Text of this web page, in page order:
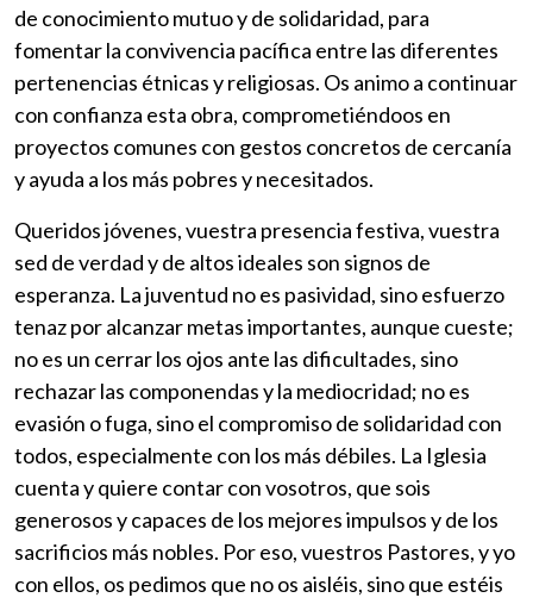
de conocimiento mutuo y de solidaridad, para
fomentar la convivencia pacífica entre las diferentes
pertenencias étnicas y religiosas. Os animo a continuar
con confianza esta obra, comprometiéndoos en
proyectos comunes con gestos concretos de cercanía
y ayuda a los más pobres y necesitados.
Queridos jóvenes, vuestra presencia festiva, vuestra
sed de verdad y de altos ideales son signos de
esperanza. La juventud no es pasividad, sino esfuerzo
tenaz por alcanzar metas importantes, aunque cueste;
no es un cerrar los ojos ante las dificultades, sino
rechazar las componendas y la mediocridad; no es
evasión o fuga, sino el compromiso de solidaridad con
todos, especialmente con los más débiles. La Iglesia
cuenta y quiere contar con vosotros, que sois
generosos y capaces de los mejores impulsos y de los
sacrificios más nobles. Por eso, vuestros Pastores, y yo
con ellos, os pedimos que no os aisléis, sino que estéis